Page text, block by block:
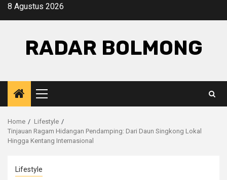
Skip8 Agustus 2026
RADAR BOLMONG
Primary
Menu
Home
Lifestyle
Tinjauan Ragam Hidangan Pendamping: Dari Daun Singkong Lokal
Hingga Kentang Internasional
Lifestyle